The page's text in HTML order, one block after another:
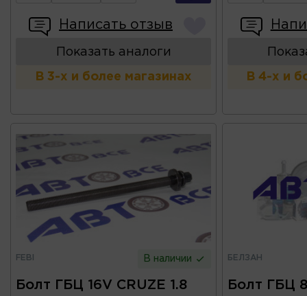
Написать отзыв
Показать аналоги
В 3-х и более магазинах В 4-х и
FEBI В наличии
Болт ГБЦ 16V CRUZE 1.8
БЕЛЗАН
Болт ГБЦ